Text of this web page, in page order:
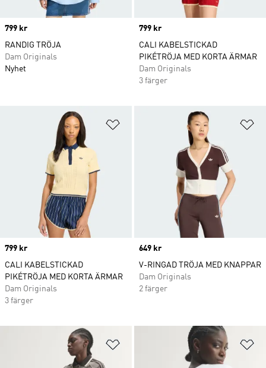
Price
799 kr
RANDIG TRÖJA
Dam Originals
Nyhet
Price
799 kr
CALI KABELSTICKAD
PIKÉTRÖJA MED KORTA ÄRMAR
Dam Originals
3 färger
Lägg till på önskelistan
Price
799 kr
CALI KABELSTICKAD
PIKÉTRÖJA MED KORTA ÄRMAR
Dam Originals
3 färger
Price
649 kr
V-RINGAD TRÖJA MED KNAPPAR
Dam Originals
2 färger
Lägg till på önskelistan